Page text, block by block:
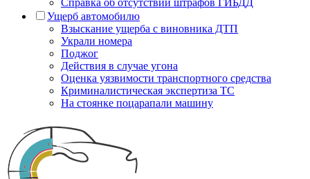
Справка об отсутствии штрафов ГИБДД
Ущерб автомобилю
Взыскание ущерба с виновника ДТП
Украли номера
Поджог
Действия в случае угона
Оценка уязвимости транспортного средства
Криминалистическая экспертиза ТС
На стоянке поцарапали машину